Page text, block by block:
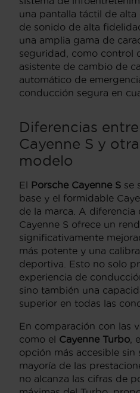
una pantalla táctil de
de sonido de alta
una amplia gama de
seguridad, como control
asistente de cambio de
automático de
conducción segura en
Diferencias
Cayenne S y
modelo
El Porsche Cayenne S se
base y el formidable
de la marca. A diferencia
Cayenne S ofrece un
significativamente
más potente y una
deportiva. Esto no solo
experiencia de
sino también una
superior en todas las
En comparación con las
como el Cayenne Turbo,
opción más accesible sin
mayoría de las
no alcanza las cifras de